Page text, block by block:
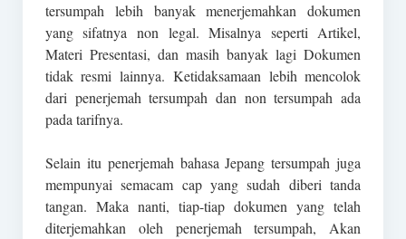
tersumpah lebih banyak menerjemahkan dokumen
yang sifatnya non legal. Misalnya seperti Artikel,
Materi Presentasi, dan masih banyak lagi Dokumen
tidak resmi lainnya. Ketidaksamaan lebih mencolok
dari penerjemah tersumpah dan non tersumpah ada
pada tarifnya.
Selain itu penerjemah bahasa Jepang tersumpah juga
mempunyai semacam cap yang sudah diberi tanda
tangan. Maka nanti, tiap-tiap dokumen yang telah
diterjemahkan oleh penerjemah tersumpah, Akan